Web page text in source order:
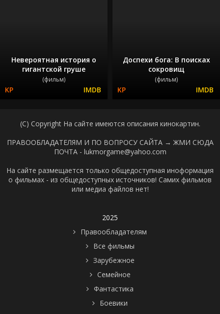
Невероятная история о
гигантской груше
(фильм)
Доспехи бога: В поисках
сокровищ
(фильм)
(C) Copyright На сайте имеются описания кинокартин.
ПРАВООБЛАДАТЕЛЯМ И ПО ВОПРОСУ САЙТА → ЖМИ СЮДА
ПОЧТА - lukmorgame@yahoo.com
На сайте размещается только общедоступная иноформация
о фильмах - из общедоступных источников! Самих фильмов
или медиа файлов нет!
2025
Правообладателям
Все фильмы
Зарубежное
Семейное
Фантастика
Боевики